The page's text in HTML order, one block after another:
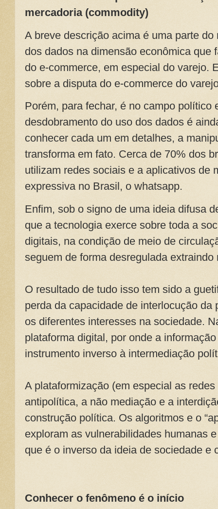
mercadoria (commodity)
A breve descrição acima é uma parte
dos dados na dimensão econômica que
do e-commerce, em especial do varejo.
sobre a disputa do e-commerce do
Porém, para fechar, é no campo político
desdobramento do uso dos dados é
conhecer cada um em detalhes, a
transforma em fato. Cerca de 70% dos
utilizam redes sociais e a aplicativos de
expressiva no Brasil, o whatsapp.
Enfim, sob o signo de uma ideia difusa
que a tecnologia exerce sobre toda a
digitais, na condição de meio de
seguem de forma desregulada
O resultado de tudo isso tem sido a
perda da capacidade de interlocução
os diferentes interesses na sociedade.
plataforma digital, por onde a
instrumento inverso à intermediação
A plataformização (em especial as
antipolítica, a não mediação e a
construção política. Os algoritmos e o
exploram as vulnerabilidades humanas
que é o inverso da ideia de sociedade e
Conhecer o fenômeno é o início